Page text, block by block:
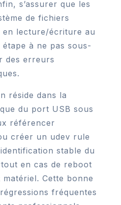
s’assurer que les
de fichiers
en lecture/écriture au
à ne pas sous-
des erreurs
réside dans la
du port USB sous
référencer
créer un udev rule
stable du
en cas de reboot
Cette bonne
fréquentes